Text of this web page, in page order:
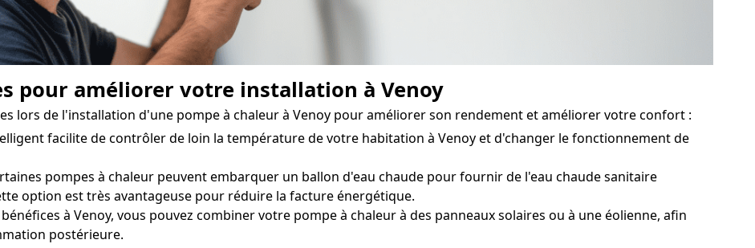
pour améliorer votre installation à Venoy
lors de l'installation d'une pompe à chaleur à Venoy pour améliorer son rendement et améliorer votre confort :
facilite de contrôler de loin la température de votre habitation à Venoy et d'changer le fonctionnement de
pompes à chaleur peuvent embarquer un ballon d'eau chaude pour fournir de l'eau chaude sanitaire
option est très avantageuse pour réduire la facture énergétique.
à Venoy, vous pouvez combiner votre pompe à chaleur à des panneaux solaires ou à une éolienne, afin
postérieure.